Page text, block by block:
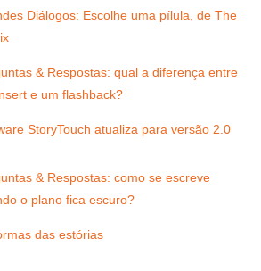
Diálogos: Escolhe uma pílula, de The
& Respostas: qual a diferença entre
e um flashback?
StoryTouch atualiza para versão 2.0
& Respostas: como se escreve
o plano fica escuro?
das estórias